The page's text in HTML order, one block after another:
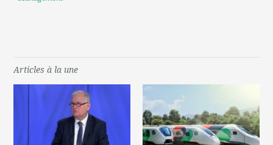
Articles à la une